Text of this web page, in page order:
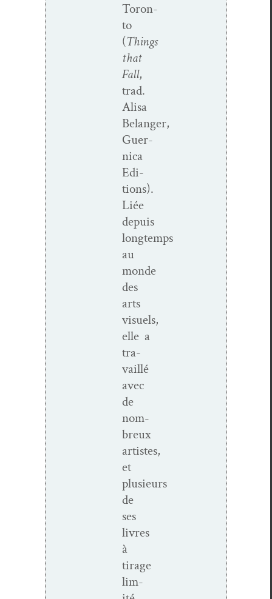
Toron­
to
(Things
that
Fall,
trad.
Alisa
Belanger,
Guer­
ni­ca
Edi­
tions).
Liée
depuis
longtemps
au
monde
des
arts
visuels,
elle a
tra­
vail­lé
avec
de
nom­
breux
artistes,
et
plusieurs
de
ses
livres
à
tirage
lim­